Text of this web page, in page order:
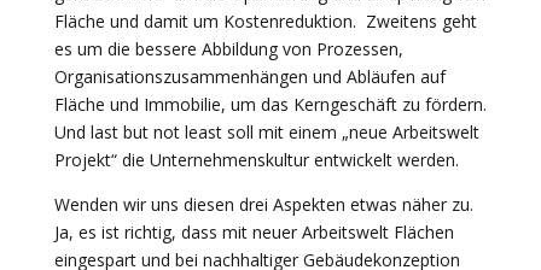
Fläche und damit um Kostenreduktion. Zweitens geht
es um die bessere Abbildung von Prozessen,
Organisationszusammenhängen und Abläufen auf
Fläche und Immobilie, um das Kerngeschäft zu fördern.
Und last but not least soll mit einem „neue Arbeitswelt
Projekt“ die Unternehmenskultur entwickelt werden.
Wenden wir uns diesen drei Aspekten etwas näher zu.
Ja, es ist richtig, dass mit neuer Arbeitswelt Flächen
eingespart und bei nachhaltiger Gebäudekonzeption